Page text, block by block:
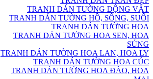
TRANH DÁN TƯỜNG ĐỘNG VẬT
TRANH DÁN TƯỜNG HỒ, SÔNG, SUỐI
TRANH DÁN TƯỜNG HOA
TRANH DÁN TƯỜNG HOA SEN, HOA
SÚNG
TRANH DÁN TƯỜNG HOA LAN, HOA LY
TRANH DÁN TƯỜNG HOA CÚC
TRANH DÁN TƯỜNG HOA ĐÀO, HOA